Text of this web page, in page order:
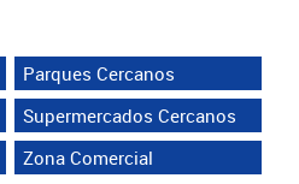
Parques Cercanos
Supermercados Cercanos
Zona Comercial